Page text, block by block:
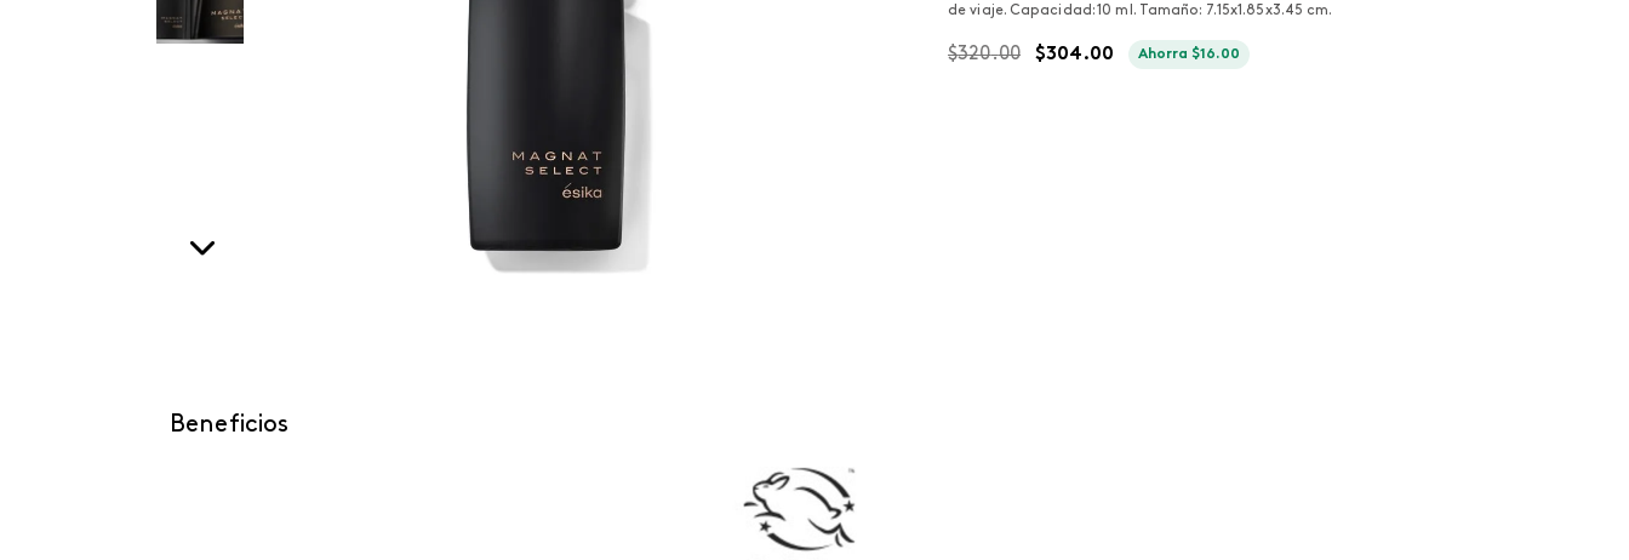
de viaje. Capacidad: 10 ml. Tamaño: 7.15x1.85x3.45 cm.
$320.00 $304.00 Ahorra$16.00
Beneficios